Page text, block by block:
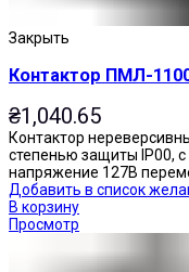
Закрыть
Контактор ПМЛ-
₴1,040.65
Контактор
степенью защиты IP00,
напряжение 127В
Добавить в список
В корзину
Просмотр